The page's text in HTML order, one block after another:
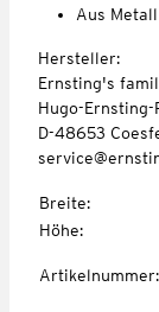
Aus Metall
Hersteller:
Ernsting's
Hugo-Ernsting-
D-48653
Breite:
Höhe:
Artikelnummer: